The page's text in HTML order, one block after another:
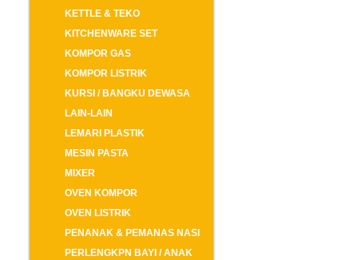
KETTLE & TEKO
KITCHENWARE SET
KOMPOR GAS
KOMPOR LISTRIK
KURSI / BANGKU DEWASA
LAIN-LAIN
LEMARI PLASTIK
MESIN PASTA
MIXER
OVEN KOMPOR
OVEN LISTRIK
PENANAK & PEMANAS NASI
PERLENGKPN BAYI / ANAK